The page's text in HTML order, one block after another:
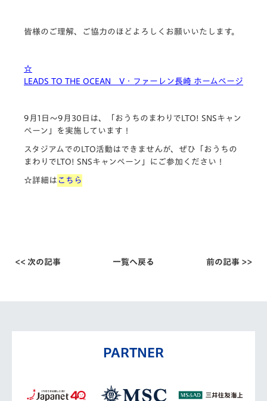
皆様のご理解、 ご協力のほどよろしくお願いいたします。
☆
LEADS TO THE OCEAN V・ファーレン長崎 ホームページ
9月1日～9月30日は、「おうちのまわりでLTO! SNSキャン
ペーン」を実施しています！
スタジアムでのLTO活動はできませんが、ぜひ「おうちの
まわりでLTO! SNSキャンペーン」にご参加ください！
☆詳細は こちら
<< 次の記事 一覧へ戻る 前の記事 >>
PARTNER